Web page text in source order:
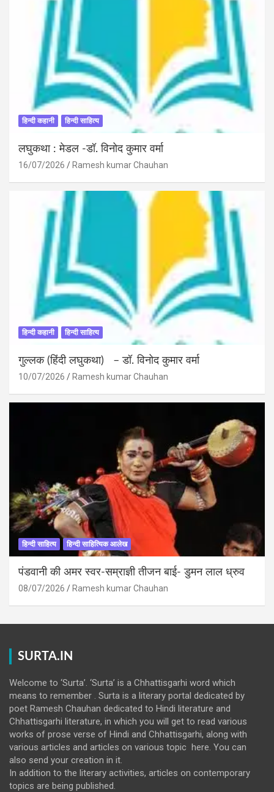
हिन्दी कहानी हिन्दी साहित्य
लघुकथा : मेडल -डॉ. विनोद कुमार वर्मा
16/07/2026 Ramesh kumar Chauhan
हिन्दी कहानी हिन्दी साहित्य
गुल्लक (हिंदी लघुकथा) – डॉ. विनोद कुमार वर्मा
10/07/2026 Ramesh kumar Chauhan
हिन्दी साहित्य हिन्दी साहित्यिक आलेख
पंडवानी की अमर स्वर-सम्राज्ञी तीजन बाई- डुमन लाल ध्रुव
08/07/2026 Ramesh kumar Chauhan
SURTA.IN
Welcome to ‘Surta’. ‘Surta’ is a Chhattisgarhi word which
means to remember . Surta is a literary portal dedicated by
poet Ramesh Chauhan dedicated to Hindi literature and
Chhattisgarhi literature, in which you will get to read various
works of prose verse of Hindi and Chhattisgarhi, along with
various articles and articles on various topic here. You can
also send your creation in it.
In addition to the literary activities, articles on contemporary
topics are being published.